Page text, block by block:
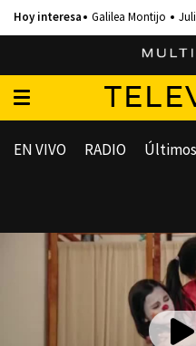
Galilea Montijo
EN VIVO RADIO